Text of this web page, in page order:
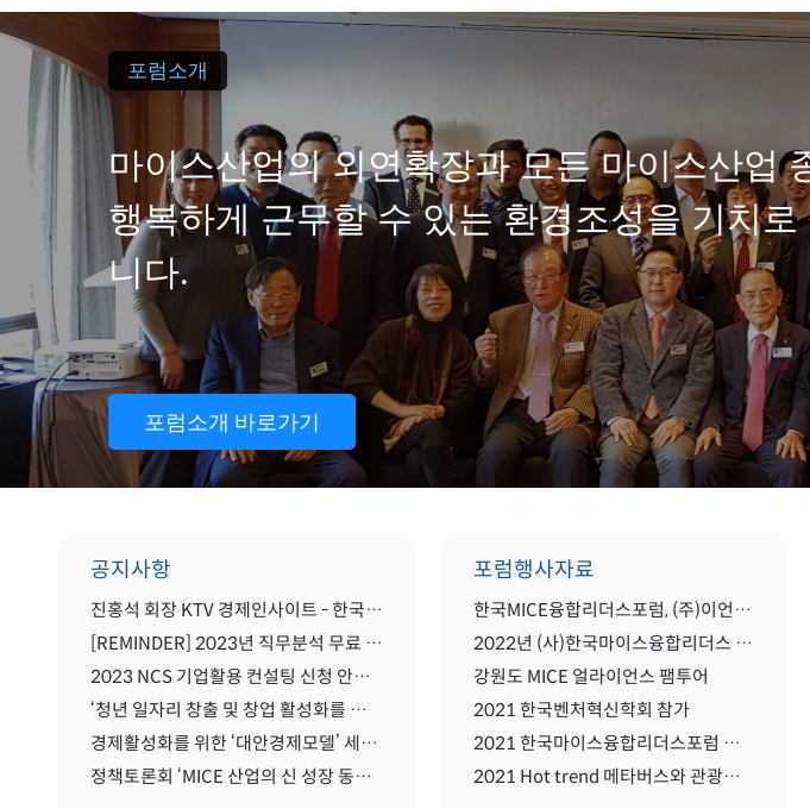
포럼소개
마이스산업의 외연확장과 모든 마이스산업
행복하게 근무할 수 있는 환경조성을 기치
니다.
포럼소개 바로가기
공지사항
진홍석 회장 KTV 경제인사이트 - 한국 마이스를 말하다
[REMINDER] 2023년 직무분석 무료 컨설팅
2023 NCS 기업활용 컨설팅 신청 안내(무료)
‘청년 일자리 창출 및 창업 활성화를 위한 MICE산업 글로벌화를 위한 세미나'
경제활성화를 위한 ‘대안경제모델’ 세미나
정책토론회 ‘MICE 산업의 신 성장 동력: 협회/단체 관리 및 복합리조트 산업’
포럼행사자료
한국MICE융합리더스포럼, (주)이언컨설팅그룹과 MOU(업무협약) 체결식
2022년 (사)한국마이스융합리더스 포럼 송년 세미나 공유
강원도 MICE 얼라이언스 팸투어
2021 한국벤처혁신학회 참가
2021 한국마이스융합리더스포럼 온라인 세미나 I 2021.08..11
2021 Hot trend 메타버스와 관광산업 I 2021.08.11